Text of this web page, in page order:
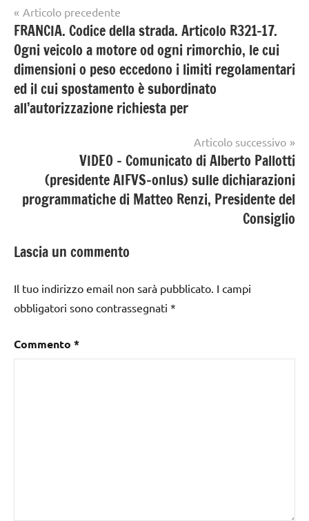
Navigazione
articoli
Articolo precedente
FRANCIA. Codice della strada. Articolo R321-17.
Ogni veicolo a motore od ogni rimorchio, le cui
dimensioni o peso eccedono i limiti regolamentari
ed il cui spostamento è subordinato
all’autorizzazione richiesta per
Articolo successivo
VIDEO – Comunicato di Alberto Pallotti
(presidente AIFVS-onlus) sulle dichiarazioni
programmatiche di Matteo Renzi, Presidente del
Consiglio
Lascia un commento
Il tuo indirizzo email non sarà pubblicato. I campi
obbligatori sono contrassegnati *
Commento *